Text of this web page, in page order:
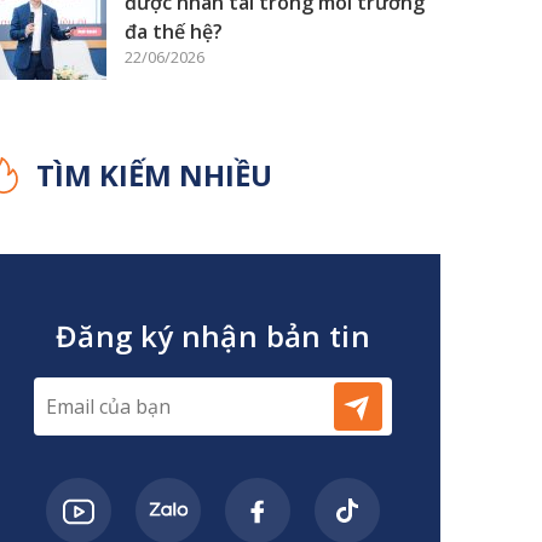
đa thế hệ?
22/06/2026
TÌM KIẾM NHIỀU
Đăng ký nhận bản tin